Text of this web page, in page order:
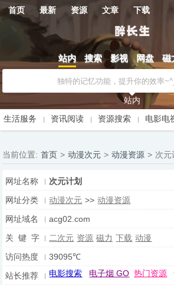
首页 最新 资源 文章 下载
站内 搜索 影视 网盘 磁
站内
生活服务
资讯阅读 资源搜索 电影电
当前位置: 首页 > 动漫次元 > 动漫资源 > 次元
网址名称
次元计划
网址分类
动漫次元 >> 动漫资源
网址域名
acg02.com
关 键 字
二次元 资源 磁力 下载 动漫
访问热度
39095℃
站长推荐
电影搜索 电子烟 GO 热门资源